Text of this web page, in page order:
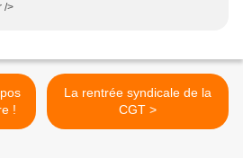
/>
!
La rentrée syndicale de la
CGT >